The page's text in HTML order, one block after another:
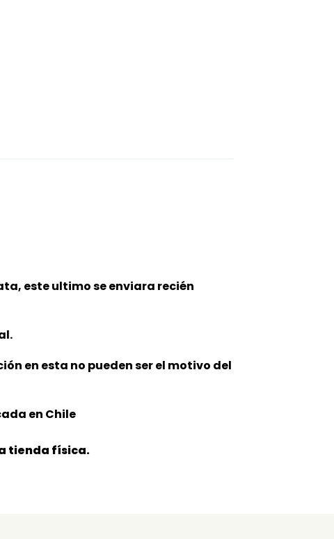
este ultimo se enviara recién
en esta no pueden ser el motivo del
en Chile
tienda física.